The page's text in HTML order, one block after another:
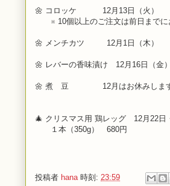
🌼 コロッケ 12月13日（火）
※ 10個以上のご注文は前日までに
🌼 メンチカツ 12月1日（木
🌼 レバーの香味漬け 12月16日（金
🌼 煮 豆 12月はお休みしま
🎄 クリスマス用 鶏レッグ 12月22日
１本（350g） 680円
投稿者 hana 時刻: 23:59